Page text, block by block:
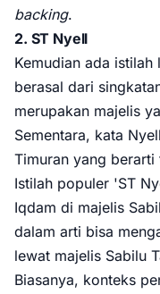
backing.
2. ST Nyell
Kemudian ada
berasal dari
merupakan majelis
Sementara, kata
Timuran yang berarti
Istilah populer 'ST
Iqdam di majelis
dalam arti bisa
lewat majelis Sabilu
Biasanya, konteks